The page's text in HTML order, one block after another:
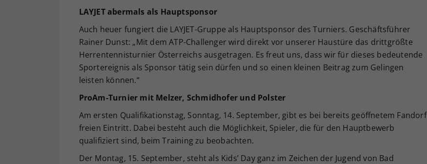
LAYJET abermals als Hauptsponsor
Auch heuer fungiert die LAYJET-Gruppe als Hauptsponsor des Turniers. Geschäftsführer
Rainer Dunst: „Mit dem ATP-Challenger wird direkt vor unserer Haustüre das drittgrößte
Herrentennisturnier Österreichs ausgetragen. Es freut uns, dass wir für dieses bedeutende
Sportereignis als Sponsor tätig sein dürfen und so einen kleinen Beitrag zum Gelingen
leisten können.“
ProAm-Turnier mit Melzer, Schmidhofer und Polster
Am ersten Qualifikationstag, Sonntag, 14. September, gibt es bei bereits geöffnetem Fandorf
freien Eintritt. Dabei besteht auch die Möglichkeit, Spieler, die für den Hauptbewerb
qualifiziert sind, beim Training zu beobachten.
Der Montag, 15. September, steht als Kids’ Day ganz im Zeichen der Jugend von Bad